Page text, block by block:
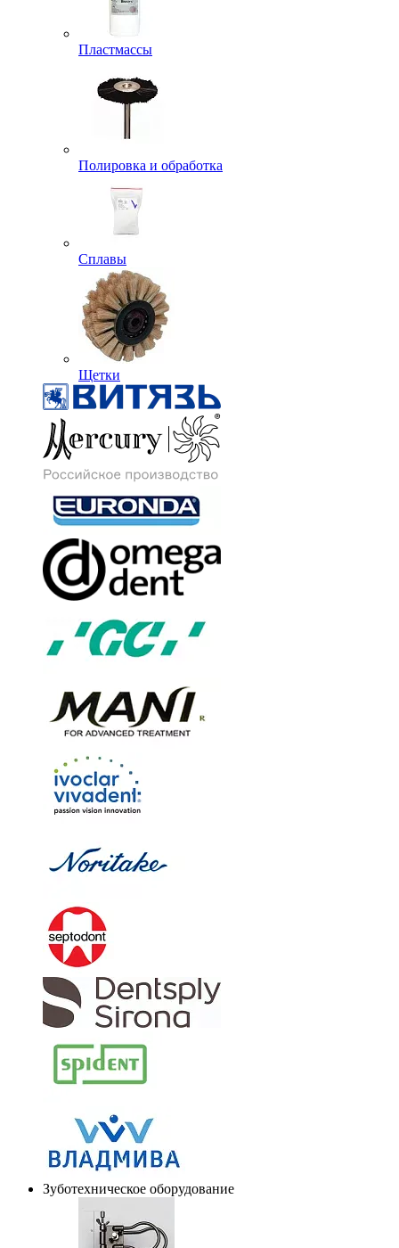
Пластмассы
Полировка и обработка
Сплавы
Щетки
Зуботехническое оборудование